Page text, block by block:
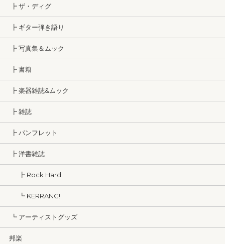
┣ ザ・ディグ
┣ ギター弾き語り
┣ 写真集＆ムック
┣ 書籍
┣ 楽器雑誌&ムック
┣ 雑誌
┣ パンフレット
┣ 洋書雑誌
┣ Rock Hard
┗ KERRANG!
┗ アーティストグッズ
邦楽